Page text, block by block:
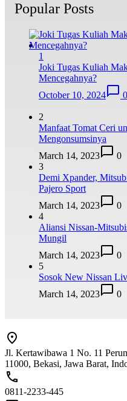
Popular Posts
1
Joki Tugas Kuliah
Mencegahnya?
October 10, 2024
0
2
Manfaat Tomat Ceri
Mengonsumsinya
March 14, 2023
0
3
Demi Xpander,
Pajero Sport
March 14, 2023
0
4
Aliansi Nissan-
Mungil
March 14, 2023
0
5
Sosok New Nissan
March 14, 2023
0
Jl. Kertawibawa 1 No. 11
11000, Bekasi, Jawa Barat,
0811-2233-445